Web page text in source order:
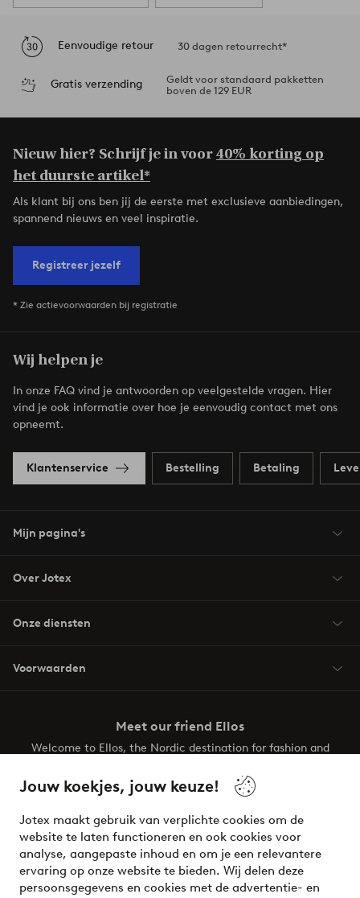
Jouw koekjes, jouw keuze!
Jotex maakt gebruik van verplichte cookies om de
website te laten functioneren en ook cookies voor
analyse, aangepaste inhoud en om je een relevantere
ervaring op onze website te bieden. Wij delen deze
persoonsgegevens en cookies met de advertentie- en
Eenvoudige retour 30 dagen retourrecht*
Gratis verzending
Geldt voor standaard pakketten
boven de 129 EUR
Nieuw hier? Schrijf je in voor40% korting op
het duurste artikel*
Als klant bij ons ben jij de eerste met exclusieve aanbiedingen,
spannend nieuws en veel inspiratie.
Registreer jezelf
* Zie actievoorwaarden bij registratie
Wij helpen je
In onze FAQ vind je antwoorden op veelgestelde vragen. Hier
vind je ook informatie over hoe je eenvoudig contact met ons
opneemt.
Klantenservice Bestelling Betaling
Mijn pagina's
Over Jotex
Onze diensten
Voorwaarden
Meet our friend Ellos
Welcome to Ellos, the Nordic destination for fashion and
your wardrobe. Your next inspiring look is here!